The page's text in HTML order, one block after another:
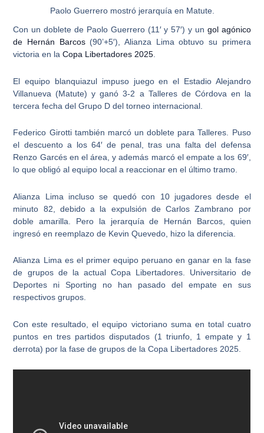
Paolo Guerrero mostró jerarquía en Matute.
Con undoblete de Paolo Guerrero(11′ y 57′) y un gol agónico
de Hernán Barcos(90’+5′), Alianza Lima obtuvo su primera
victoria en laCopa Libertadores 2025
El equipo blanquiazul impuso juego en el Estadio Alejandro
Villanueva (Matute) y ganó 3-2 a Talleres de Córdova en la
tercera fecha del Grupo D del torneo internacional.
Federico Girotti también marcó un doblete para Talleres . Puso
el descuento a los 64′ de penal, tras una falta del defensa
Renzo Garcés en el área, y además marcó el empate a los 69′,
lo que obligó al equipo local a reaccionar en el último tramo.
Alianza Lima incluso se quedó con 10 jugadores desde el
minuto 82 , debido a la expulsión de Carlos Zambrano por
doble amarilla. Pero la jerarquía de Hernán Barcos, quien
ingresó en reemplazo de Kevin Quevedo, hizo la diferencia.
Alianza Lima es el primer equipo peruano en ganar en la fase
de grupos de la actual Copa Libertadores . Universitario de
Deportes ni Sporting no han pasado del empate en sus
respectivos grupos.
Con este resultado,el equipo victoriano suma en total cuatro
puntos en tres partidos disputados (1 triunfo, 1 empate y 1
derrota) por la fase de grupos de la Copa Libertadores 2025.